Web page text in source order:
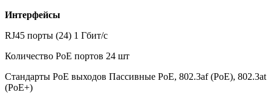
Интерфейсы
RJ45 порты (24) 1 Гбит/c
Количество PoE портов 24 шт
Стандарты PoE выходов Пассивные PoE, 802.3af (PoE), 802.3at
(PoE+)